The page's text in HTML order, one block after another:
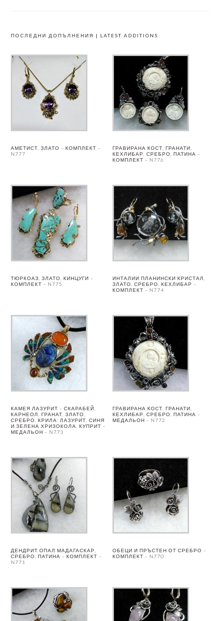
ПОСЛЕДНИ ДОПЪЛНЕНИЯ | LATEST ADDITIONS
АМЕТИСТ, ЗЛАТО – КОМПЛЕКТ –
N777
ГРАВИРАНА КОСТ, ГРАНАТИ,
КЕХЛИБАР, СРЕБРО, ПАТИНА –
КОМПЛЕКТ – N776
ТЮРКОАЗ, ЗЛАТО, КИНЦУГИ –
КОМПЛЕКТ – N775
ИНТАЛИИ ПЛАНИНСКИ КРИСТАЛ,
ЗЛАТО, СРЕБРО, КЕХЛИБАР –
КОМПЛЕКТ – N774
КАМЕЯ ЛАЗУРИТ – СКАРАБЕЙ,
КАРНЕОЛ, ГРАНАТ, ЗЛАТО,
СРЕБРО. КРИЛА: ЛАЗУРИТ, СИНЯ
И ЗЕЛЕНА ХРИЗОКОЛА, КУПРИТ –
МЕДАЛЬОН – N773
ГРАВИРАНА КОСТ, ГРАНАТИ,
КЕХЛИБАР, СРЕБРО, ПАТИНА –
МЕДАЛЬОН – N772
ДЕНДРИТ ОПАЛ МАДАГАСКАР,
СРЕБРО, ПАТИНА – КОМПЛЕКТ –
N771
ОБЕЦИ И ПРЪСТЕН ОТ СРЕБРО –
КОМПЛЕКТ – N770